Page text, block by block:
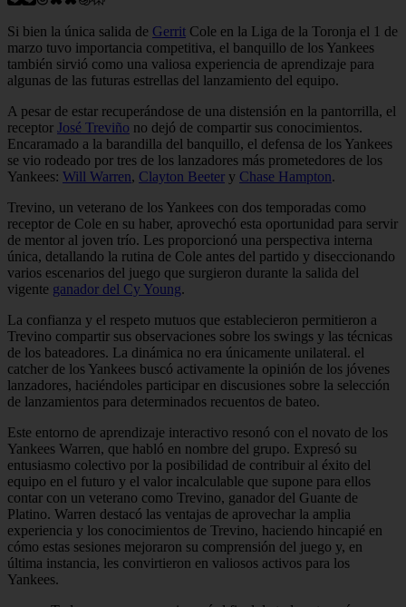
Si bien la única salida de Gerrit Cole en la Liga de la Toronja el 1 de
marzo tuvo importancia competitiva, el banquillo de los Yankees
también sirvió como una valiosa experiencia de aprendizaje para
algunas de las futuras estrellas del lanzamiento del equipo.
A pesar de estar recuperándose de una distensión en la pantorrilla, el
receptor José Treviño no dejó de compartir sus conocimientos.
Encaramado a la barandilla del banquillo, el defensa de los Yankees
se vio rodeado por tres de los lanzadores más prometedores de los
Yankees: Will Warren, Clayton Beeter y Chase Hampton.
Trevino, un veterano de los Yankees con dos temporadas como
receptor de Cole en su haber, aprovechó esta oportunidad para servir
de mentor al joven trío. Les proporcionó una perspectiva interna
única, detallando la rutina de Cole antes del partido y diseccionando
varios escenarios del juego que surgieron durante la salida del
vigente ganador del Cy Young.
La confianza y el respeto mutuos que establecieron permitieron a
Trevino compartir sus observaciones sobre los swings y las técnicas
de los bateadores. La dinámica no era únicamente unilateral. el
catcher de los Yankees buscó activamente la opinión de los jóvenes
lanzadores, haciéndoles participar en discusiones sobre la selección
de lanzamientos para determinados recuentos de bateo.
Este entorno de aprendizaje interactivo resonó con el novato de los
Yankees Warren, que habló en nombre del grupo. Expresó su
entusiasmo colectivo por la posibilidad de contribuir al éxito del
equipo en el futuro y el valor incalculable que supone para ellos
contar con un veterano como Trevino, ganador del Guante de
Platino. Warren destacó las ventajas de aprovechar la amplia
experiencia y los conocimientos de Trevino, haciendo hincapié en
cómo estas sesiones mejoraron su comprensión del juego y, en
última instancia, les convirtieron en valiosos activos para los
Yankees.